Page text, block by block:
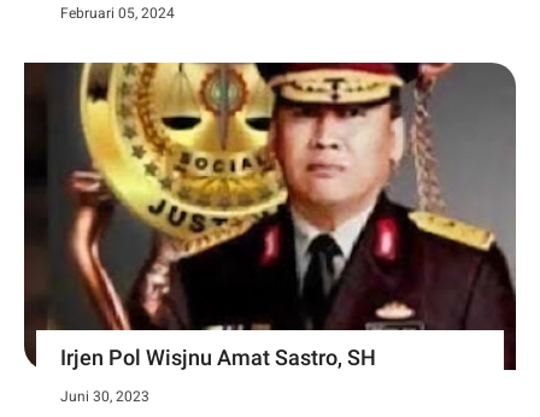
Februari 05, 2024
Irjen Pol Wisjnu Amat Sastro, SH
Juni 30, 2023